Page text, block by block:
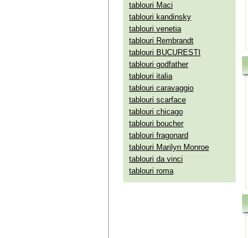
tablouri Maci
tablouri kandinsky
tablouri venetia
tablouri Rembrandt
tablouri BUCURESTI
tablouri godfather
tablouri italia
tablouri caravaggio
tablouri scarface
tablouri chicago
tablouri boucher
tablouri fragonard
tablouri Marilyn Monroe
tablouri da vinci
tablouri roma